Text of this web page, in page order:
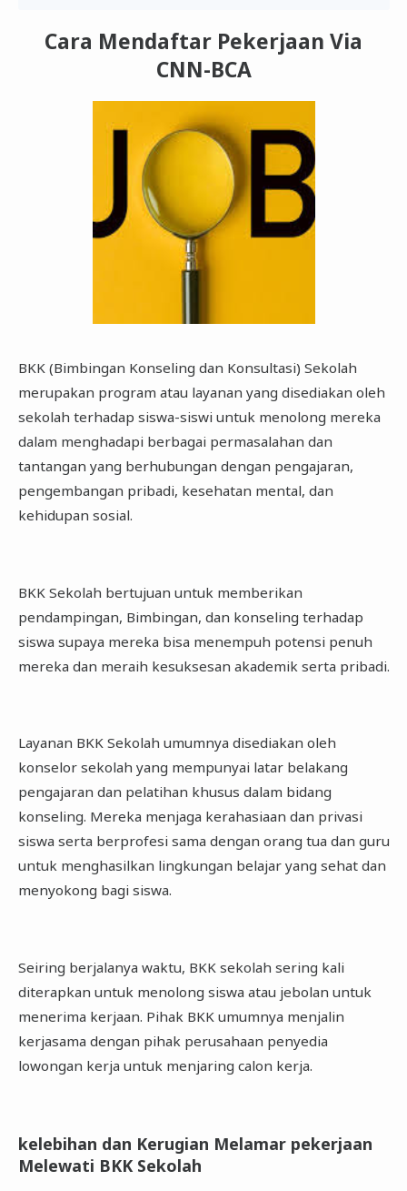
Cara Mendaftar Pekerjaan Via
CNN-BCA
BKK (Bimbingan Konseling dan Konsultasi) Sekolah
merupakan program atau layanan yang disediakan oleh
sekolah terhadap siswa-siswi untuk menolong mereka
dalam menghadapi berbagai permasalahan dan
tantangan yang berhubungan dengan pengajaran,
pengembangan pribadi, kesehatan mental, dan
kehidupan sosial.
BKK Sekolah bertujuan untuk memberikan
pendampingan, Bimbingan, dan konseling terhadap
siswa supaya mereka bisa menempuh potensi penuh
mereka dan meraih kesuksesan akademik serta pribadi.
Layanan BKK Sekolah umumnya disediakan oleh
konselor sekolah yang mempunyai latar belakang
pengajaran dan pelatihan khusus dalam bidang
konseling. Mereka menjaga kerahasiaan dan privasi
siswa serta berprofesi sama dengan orang tua dan guru
untuk menghasilkan lingkungan belajar yang sehat dan
menyokong bagi siswa.
Seiring berjalanya waktu, BKK sekolah sering kali
diterapkan untuk menolong siswa atau jebolan untuk
menerima kerjaan. Pihak BKK umumnya menjalin
kerjasama dengan pihak perusahaan penyedia
lowongan kerja untuk menjaring calon kerja.
kelebihan dan Kerugian Melamar pekerjaan
Melewati BKK Sekolah